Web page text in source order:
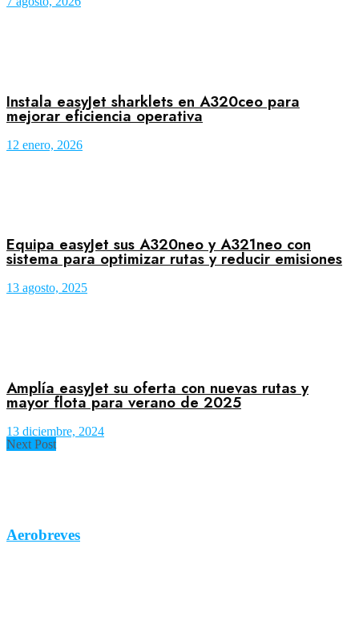
Instala easyJet sharklets en A320ceo para
mejorar eficiencia operativa
12 enero, 2026
Equipa easyJet sus A320neo y A321neo con
sistema para optimizar rutas y reducir emisiones
13 agosto, 2025
Amplía easyJet su oferta con nuevas rutas y
mayor flota para verano de 2025
13 diciembre, 2024
Next Post
Aerobreves